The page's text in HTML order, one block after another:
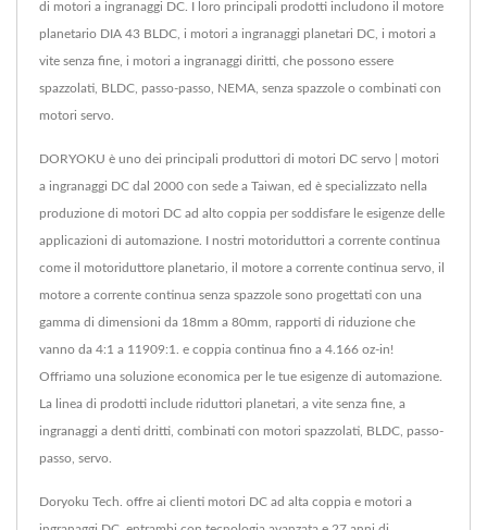
di motori a ingranaggi DC. I loro principali prodotti includono il motore
planetario DIA 43 BLDC, i motori a ingranaggi planetari DC, i motori a
vite senza fine, i motori a ingranaggi diritti, che possono essere
spazzolati, BLDC, passo-passo, NEMA, senza spazzole o combinati con
motori servo.
DORYOKU è uno dei principali produttori di motori DC servo | motori
a ingranaggi DC dal 2000 con sede a Taiwan, ed è specializzato nella
produzione di motori DC ad alto coppia per soddisfare le esigenze delle
applicazioni di automazione. I nostri motoriduttori a corrente continua
come il motoriduttore planetario, il motore a corrente continua servo, il
motore a corrente continua senza spazzole sono progettati con una
gamma di dimensioni da 18mm a 80mm, rapporti di riduzione che
vanno da 4:1 a 11909:1. e coppia continua fino a 4.166 oz-in!
Offriamo una soluzione economica per le tue esigenze di automazione.
La linea di prodotti include riduttori planetari, a vite senza fine, a
ingranaggi a denti dritti, combinati con motori spazzolati, BLDC, passo-
passo, servo.
Doryoku Tech. offre ai clienti motori DC ad alta coppia e motori a